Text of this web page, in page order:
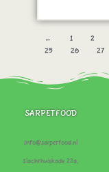
← 1 2
25
26 27
SARPETFOOD
Info@sarpetfood.nl
Slachthuiskade 22a,